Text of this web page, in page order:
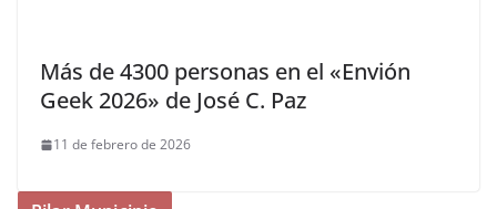
Más de 4300 personas en el «Envión
Geek 2026» de José C. Paz
11 de febrero de 2026